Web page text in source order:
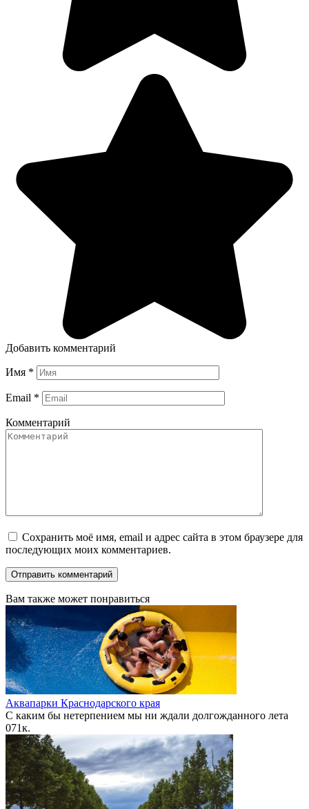
Добавить комментарий
Имя *
Email *
Комментарий
Сохранить моё имя, email и адрес сайта в этом браузере для
последующих моих комментариев.
Вам также может понравиться
Аквапарки Краснодарского края
С каким бы нетерпением мы ни ждали долгожданного лета
071к.